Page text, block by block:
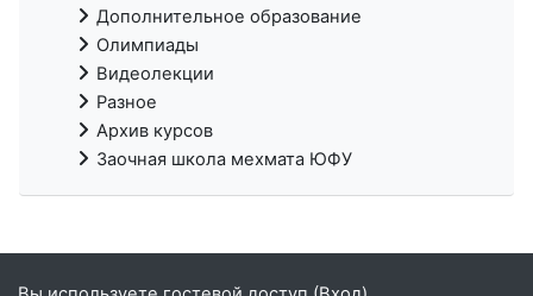
Дополнительное образование
Олимпиады
Видеолекции
Разное
Архив курсов
Заочная школа мехмата ЮФУ